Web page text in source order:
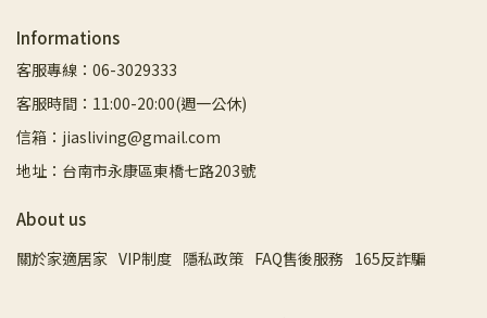
Informations
客服專線：06-3029333
客服時間：11:00-20:00(週一公休)
信箱：jiasliving@gmail.com
地址：台南市永康區東橋七路203號
About us
關於家適居家 VIP制度 隱私政策 FAQ售後服務 165反詐騙